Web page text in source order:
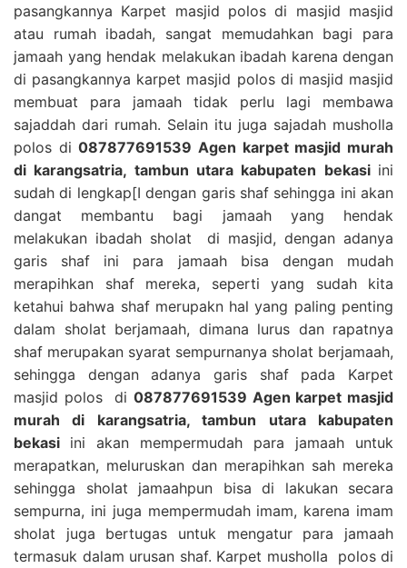
pasangkannya Karpet masjid polos di masjid masjid
atau rumah ibadah, sangat memudahkan bagi para
jamaah yang hendak melakukan ibadah karena dengan
di pasangkannya karpet masjid polos di masjid masjid
membuat para jamaah tidak perlu lagi membawa
sajaddah dari rumah. Selain itu juga sajadah musholla
polos di087877691539 Agen karpet masjid murah
di karangsatria, tambun utara kabupaten bekasi ini
sudah di lengkap[I dengan garis shaf sehingga ini akan
dangat membantu bagi jamaah yang hendak
melakukan ibadah sholat di masjid, dengan adanya
garis shaf ini para jamaah bisa dengan mudah
merapihkan shaf mereka, seperti yang sudah kita
ketahui bahwa shaf merupakn hal yang paling penting
dalam sholat berjamaah, dimana lurus dan rapatnya
shaf merupakan syarat sempurnanya sholat berjamaah,
sehingga dengan adanya garis shaf pada Karpet
masjid polos di 087877691539 Agen karpet masjid
murah di karangsatria, tambun utara kabupaten
bekasi ini akan mempermudah para jamaah untuk
merapatkan, meluruskan dan merapihkan sah mereka
sehingga sholat jamaahpun bisa di lakukan secara
sempurna, ini juga mempermudah imam, karena imam
sholat juga bertugas untuk mengatur para jamaah
termasuk dalam urusan shaf. Karpet musholla polos di